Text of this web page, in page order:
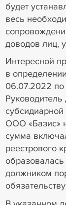
будет
весь
доводов лиц,
Интересной
в
06.07.2022
субсидиарной
ООО «Базис»
сумма
реестрового
должником